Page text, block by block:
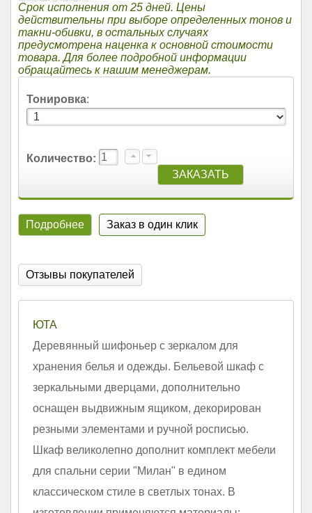
Срок исполнения от 25 дней. Цены
действительны при выборе определенных тонов и
такни-обивки, в остальных случаях
предусмотрена наценка к основной стоимости
товара. Для более подробной информации
обращайтесь к нашим менеджерам.
Тонировка:
Количество:
Подробнее Заказ в один клик
Отзывы покупателей
ЮТА
Деревянный шифоньер с зеркалом для
хранения белья и одежды. Бельевой шкаф с
зеркальными дверцами, дополнительно
оснащен выдвижным ящиком, декорирован
резными элементами и ручной росписью.
Шкаф великолепно дополнит комплект мебели
для спальни серии "Милан" в едином
классическом стиле в светлых тонах. В